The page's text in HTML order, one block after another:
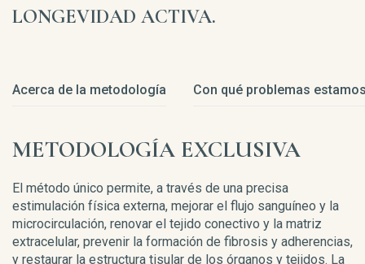
LONGEVIDAD ACTIVA.
Acerca de la metodología Con qué problemas
METODOLOGÍA EXCLUSIVA
El método único permite, a través de una precisa
estimulación física externa, mejorar el flujo sanguíneo y la
microcirculación, renovar el tejido conectivo y la matriz
extracelular, prevenir la formación de fibrosis y adherencias,
y restaurar la estructura tisular de los órganos y tejidos. La